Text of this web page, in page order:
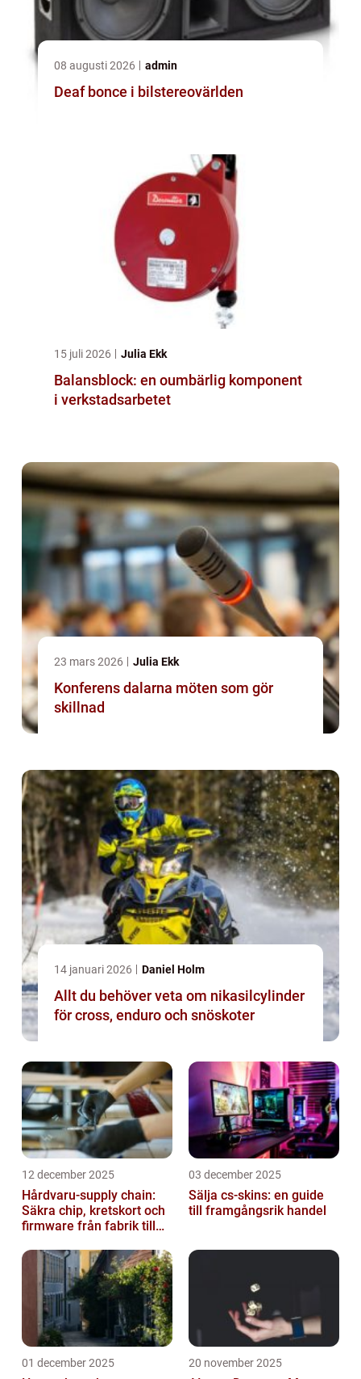
08 augusti 2026 admin
Deaf bonce i bilstereovärlden
15 juli 2026 Julia Ekk
Balansblock: en oumbärlig komponent
i verkstadsarbetet
23 mars 2026 Julia Ekk
Konferens dalarna möten som gör
skillnad
14 januari 2026 Daniel Holm
Allt du behöver veta om nikasilcylinder
för cross, enduro och snöskoter
12 december 2025
Hårdvaru-supply chain:
Säkra chip, kretskort och
firmware från fabrik till
03 december 2025
Sälja cs-skins: en guide
till framgångsrik handel
01 december 2025 20 november 2025